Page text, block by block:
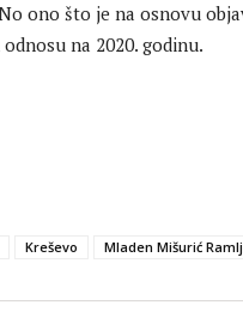
ono što je na osnovu
na 2020. godinu.
Kreševo Mladen Mišurić